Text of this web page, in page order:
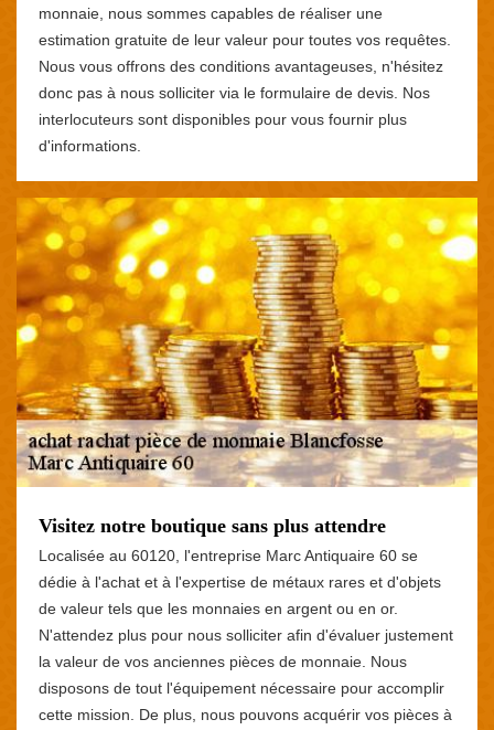
monnaie, nous sommes capables de réaliser une
estimation gratuite de leur valeur pour toutes vos requêtes.
Nous vous offrons des conditions avantageuses, n'hésitez
donc pas à nous solliciter via le formulaire de devis. Nos
interlocuteurs sont disponibles pour vous fournir plus
d'informations.
Visitez notre boutique sans plus attendre
Localisée au 60120, l'entreprise Marc Antiquaire 60 se
dédie à l'achat et à l'expertise de métaux rares et d'objets
de valeur tels que les monnaies en argent ou en or.
N'attendez plus pour nous solliciter afin d'évaluer justement
la valeur de vos anciennes pièces de monnaie. Nous
disposons de tout l'équipement nécessaire pour accomplir
cette mission. De plus, nous pouvons acquérir vos pièces à